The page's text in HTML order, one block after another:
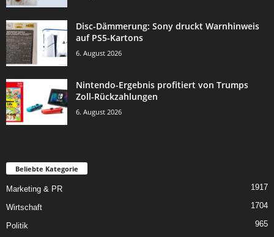
Disc-Dämmerung: Sony druckt Warnhinweis
auf PS5-Kartons
6. August 2026
Nintendo-Ergebnis profitiert von Trumps
Zoll-Rückzahlungen
6. August 2026
Beliebte Kategorie
Marketing & PR 1917
Wirtschaft 1704
Politik 965